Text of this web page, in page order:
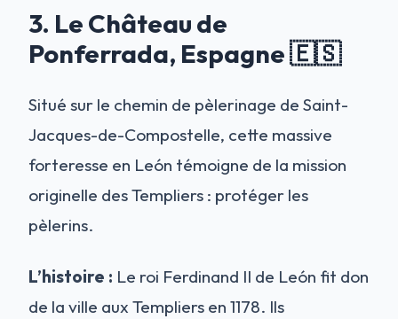
3. Le Château de
Ponferrada, Espagne 🇪🇸
Situé sur le chemin de pèlerinage de Saint-
Jacques-de-Compostelle, cette massive
forteresse en León témoigne de la mission
originelle des Templiers : protéger les
pèlerins.
L’histoire : Le roi Ferdinand II de León fit don
de la ville aux Templiers en 1178. Ils